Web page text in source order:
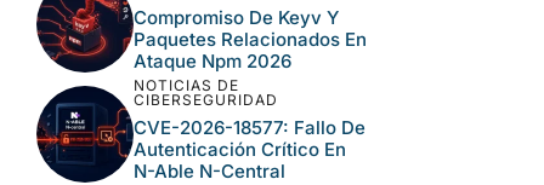
Compromiso De Keyv Y
Paquetes Relacionados En
Ataque Npm 2026
NOTICIAS DE
CIBERSEGURIDAD
CVE-2026-18577: Fallo De
Autenticación Crítico En
N-Able N-Central